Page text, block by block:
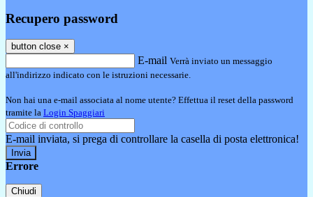
Recupero password
button close ×
E-mail Verrà inviato un messaggio
all'indirizzo indicato con le istruzioni necessarie.
Non hai una e-mail associata al nome utente? Effettua il reset della password
tramite la Login Spaggiari
E-mail inviata, si prega di controllare la casella di posta elettronica!
Errore
Chiudi